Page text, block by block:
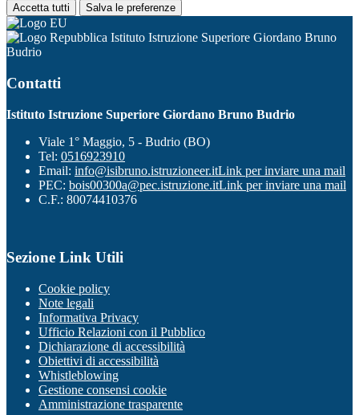
Accetta tutti Salva le preferenze
Istituto Istruzione Superiore Giordano Bruno
Budrio
Contatti
Istituto Istruzione Superiore Giordano Bruno Budrio
Viale 1° Maggio, 5 - Budrio (BO)
Tel: 0516923910
Email: info@isibruno.istruzioneer.itLink per inviare una mail
PEC: bois00300a@pec.istruzione.itLink per inviare una mail
C.F.: 80074410376
Sezione Link Utili
Cookie policy
Note legali
Informativa Privacy
Ufficio Relazioni con il Pubblico
Dichiarazione di accessibilità
Obiettivi di accessibilità
Whistleblowing
Gestione consensi cookie
Amministrazione trasparente